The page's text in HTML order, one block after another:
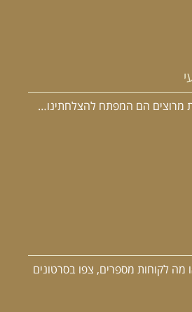
מרוצים הם המפתח להצלחתינו…
מה לקוחות מספרים, צפו בסרטונים